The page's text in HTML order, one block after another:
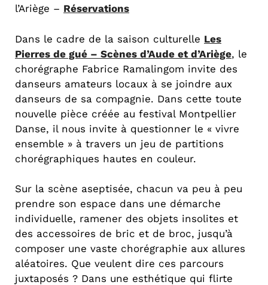
l’Ariège – Réservations
Dans le cadre de la saison culturelle Les
Pierres de gué – Scènes d’Aude et d’Ariège, le
chorégraphe Fabrice Ramalingom invite des
danseurs amateurs locaux à se joindre aux
danseurs de sa compagnie. Dans cette toute
nouvelle pièce créée au festival Montpellier
Danse, il nous invite à questionner le « vivre
ensemble » à travers un jeu de partitions
chorégraphiques hautes en couleur.
Sur la scène aseptisée, chacun va peu à peu
prendre son espace dans une démarche
individuelle, ramener des objets insolites et
des accessoires de bric et de broc, jusqu’à
composer une vaste chorégraphie aux allures
aléatoires. Que veulent dire ces parcours
juxtaposés ? Dans une esthétique qui flirte